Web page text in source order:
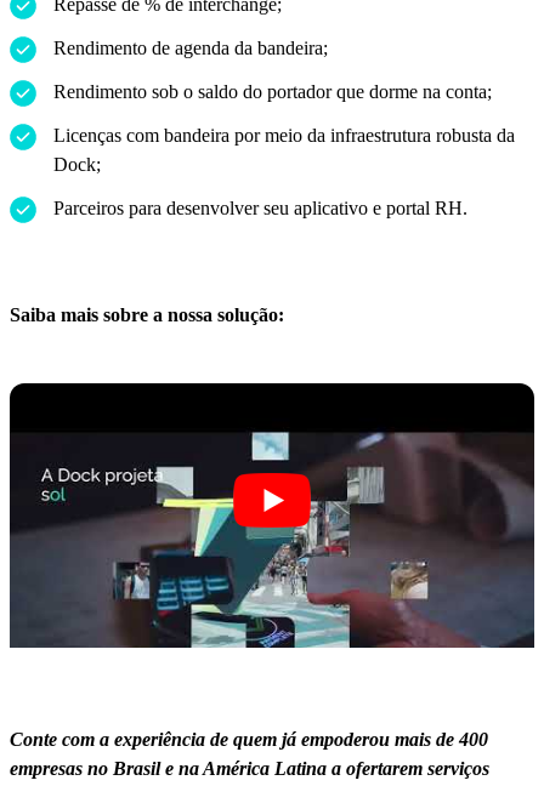
Rendimento de agenda da bandeira;
Rendimento sob o saldo do portador que dorme na conta;
Licenças com bandeira por meio da infraestrutura robusta da
Dock;
Parceiros para desenvolver seu aplicativo e portal RH.
Saiba mais sobre a nossa solução:
Conte com a experiência de quem já empoderou mais de 400
empresas no Brasil e na América Latina a ofertarem serviços